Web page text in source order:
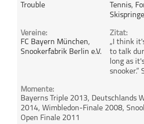
Trouble
Tennis,
Vereine:
FC Bayern München,
Snookerfabrik Berlin e.V.
Zitat:
„I think
to talk
long as
snooker.”
Momente:
Bayerns Triple 2013, Deutschlands
2014, Wimbledon-Finale 2008,
Open Finale 2011